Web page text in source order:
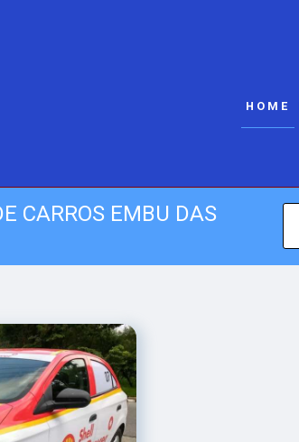
HOME
CARROS EMBU DAS